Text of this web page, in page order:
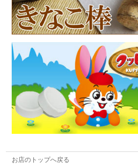
お店のトップへ戻る